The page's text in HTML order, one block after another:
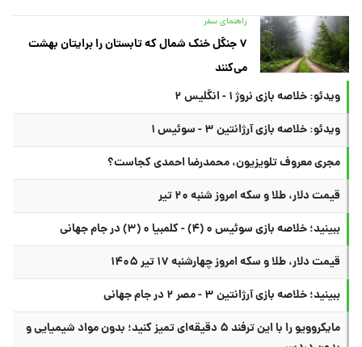
راهنمای سفر
۷ جنگل خنک شمال که تابستان را برایتان بهشت
می‌کنند
ویدئو: خلاصه بازی نروژ ۱ - انگلیس ۲
ویدئو: خلاصه بازی آرژانتین ۳ - سوئیس ۱
مجری معروف تلویزیون، محمدرضا احمدی کجاست؟
قیمت دلار، طلا و سکه امروز شنبه ۲۰ تیر
ببینید؛ خلاصه بازی سوئیس ۰ (۴) - کلمبیا ۰ (۳) در جام جهانی
قیمت دلار، طلا و سکه امروز چهارشنبه ۱۷ تیر ۱۴۰۵
ببینید؛ خلاصه بازی آرژانتین ۳ - مصر ۲ در جام جهانی
مایکروویو را با این ترفند ۵ دقیقه‌ای تمیز کنید؛ بدون مواد شیمیایی و